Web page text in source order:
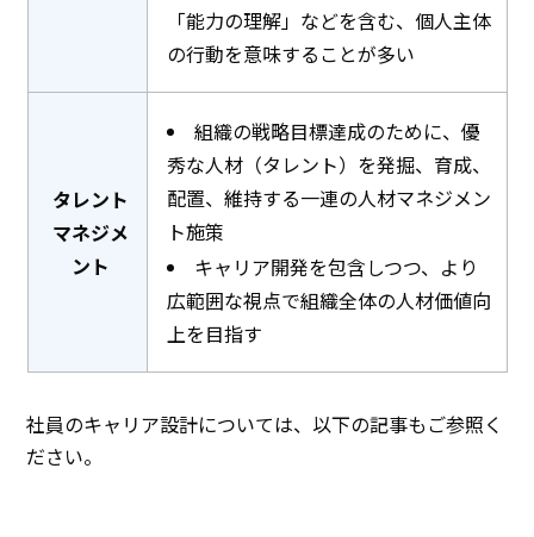
「能力の理解」などを含む、個人主体
の行動を意味することが多い
タレント
マネジメ
ント
組織の戦略目標達成のために、優
秀な人材（タレント）を発掘、育成、
配置、維持する一連の人材マネジメン
ト施策
キャリア開発を包含しつつ、より
広範囲な視点で組織全体の人材価値向
上を目指す
社員のキャリア設計については、以下の記事もご参照く
ださい。